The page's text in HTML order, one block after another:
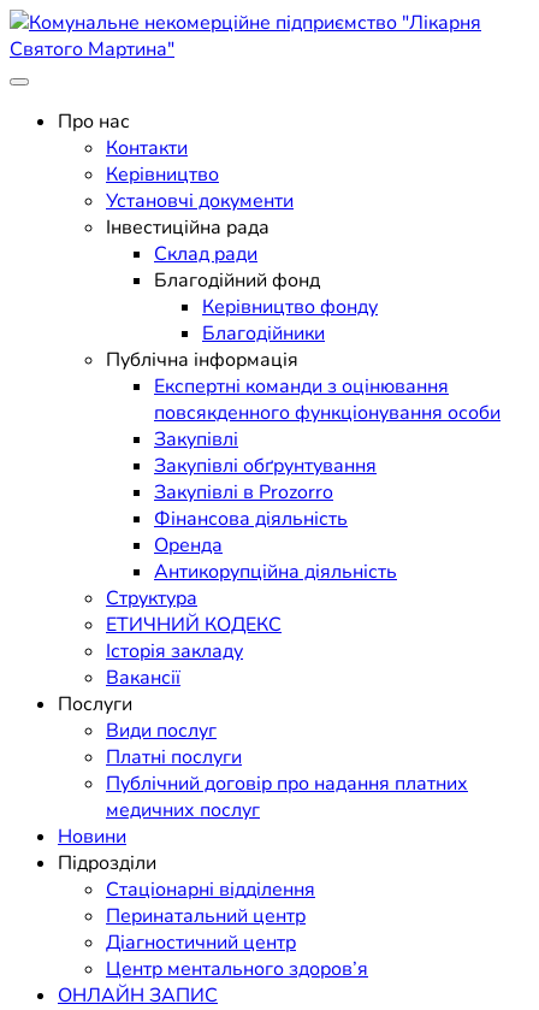
Skip
to
content
Комунальне некомерційне
підприємство "Лікарня
Святого Мартина"
Поліклініка Мукачево
Про нас
Контакти
Керівництво
Установчі документи
Інвестиційна рада
Склад ради
Благодійний фонд
Керівництво фонду
Благодійники
Публічна інформація
Експертні команди з оцінювання
повсякденного функціонування особи
Закупівлі
Закупівлі обґрунтування
Закупівлі в Prozorro
Фінансова діяльність
Оренда
Антикорупційна діяльність
Структура
ЕТИЧНИЙ КОДЕКС
Історія закладу
Вакансії
Послуги
Види послуг
Платні послуги
Публічний договір про надання платних
медичних послуг
Новини
Підрозділи
Стаціонарні відділення
Перинатальний центр
Діагностичний центр
Центр ментального здоров’я
ОНЛАЙН ЗАПИС